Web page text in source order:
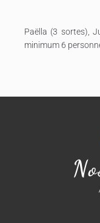
Paëlla (3 sortes),
minimum 6